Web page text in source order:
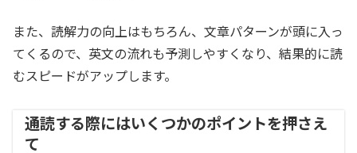
また、読解力の向上はもちろん、文章パターンが頭に入っ
てくるので、英文の流れも予測しやすくなり、結果的に読
むスピードがアップします。
通読する際にはいくつかのポイントを押さえ
て